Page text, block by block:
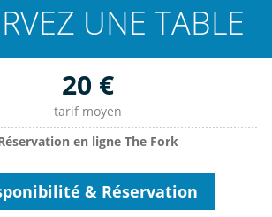
UNE TABLE
20 €
tarif moyen
en ligne The Fork
& Réservation